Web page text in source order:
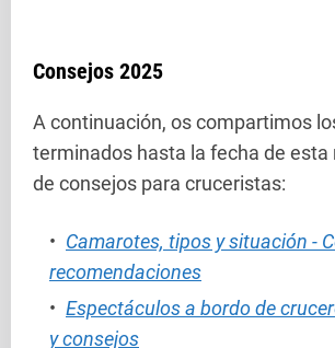
Consejos 2025
A continuación, os compartimos
terminados hasta la fecha de esta
de consejos para cruceristas:
Camarotes, tipos y situación -
recomendaciones
Espectáculos a bordo de
y consejos